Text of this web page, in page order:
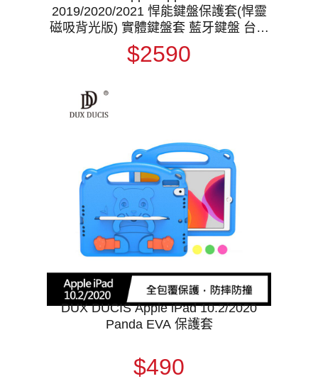
2019/2020/2021 悍能鍵盤保護套(悍靈
磁吸背光版) 實體鍵盤套 藍牙鍵盤 台灣
版 注音 倉頡
$2590
DUX DUCIS Apple iPad 10.2/2020
Panda EVA 保護套
$490